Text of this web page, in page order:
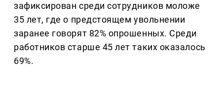
зафиксирован среди сотрудников моложе
35 лет, где о предстоящем увольнении
заранее говорят 82% опрошенных. Среди
работников старше 45 лет таких оказалось
69%.